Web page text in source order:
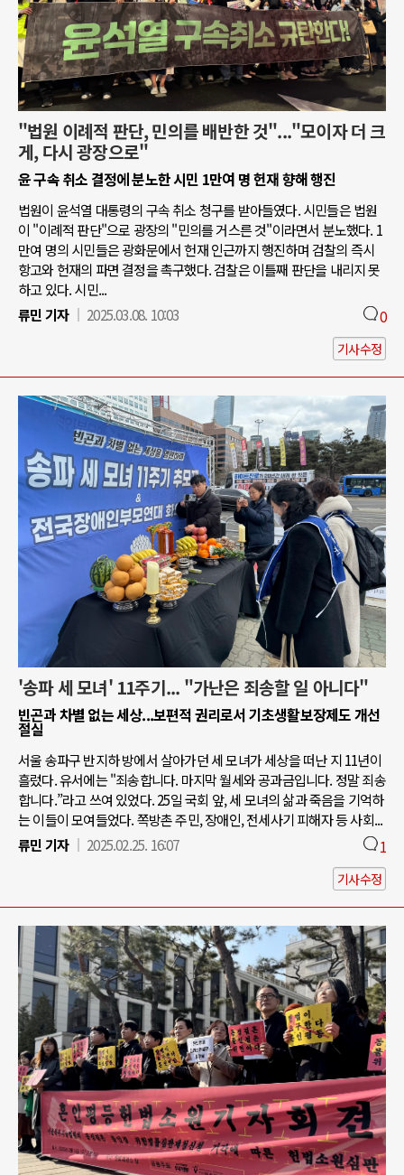
"법원 이례적 판단, 민의를 배반한 것"..."모이자 더 크
게, 다시 광장으로"
윤 구속 취소 결정에 분노한 시민 1만여 명 헌재 향해 행진
법원이 윤석열 대통령의 구속 취소 청구를 받아들였다. 시민들은 법원
이 "이례적 판단"으로 광장의 "민의를 거스른 것"이라면서 분노했다. 1
만여 명의 시민들은 광화문에서 헌재 인근까지 행진하며 검찰의 즉시
항고와 헌재의 파면 결정을 촉구했다. 검찰은 이틀째 판단을 내리지 못
하고 있다. 시민...
류민 기자
2025.03.08. 10:03 0
기사수정
'송파 세 모녀' 11주기... "가난은 죄송할 일 아니다"
빈곤과 차별 없는 세상...보편적 권리로서 기초생활보장제도 개선
절실
서울 송파구 반지하 방에서 살아가던 세 모녀가 세상을 떠난 지 11년이
흘렀다. 유서에는 "죄송합니다. 마지막 월세와 공과금입니다. 정말 죄송
합니다.”라고 쓰여 있었다. 25일 국회 앞, 세 모녀의 삶과 죽음을 기억하
는 이들이 모여들었다. 쪽방촌 주민, 장애인, 전세사기 피해자 등 사회...
류민 기자
2025.02.25. 16:07 1
기사수정